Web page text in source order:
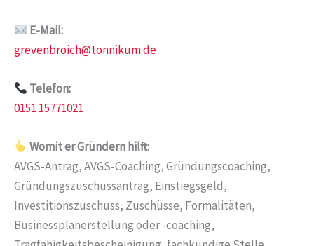
E-Mail:
grevenbroich@tonnikum.de
Telefon:
0151 15771021
Womit er Gründern hilft:
AVGS-Antrag, AVGS-Coaching, Gründungscoaching,
Gründungszuschussantrag, Einstiegsgeld,
Investitionszuschuss, Zuschüsse, Formalitäten,
Businessplanerstellung oder -coaching,